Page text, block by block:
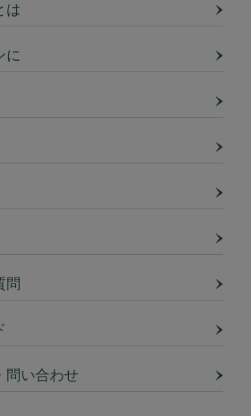
は
に
問
問い合わせ